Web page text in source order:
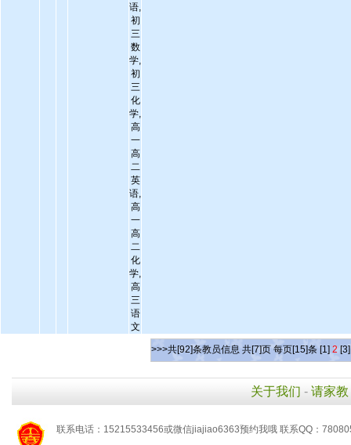
语,
初
三
数
学,
初
三
化
学,
高
一
高
二
英
语,
高
一
高
二
化
学,
高
三
语
文
>>>共[92]条教员信息 共[7]页 每页[15]条 [1] 2 [3]
关于我们 - 请家教
联系电话：15215533456或微信jiajiao6363预约我哦 联系QQ：